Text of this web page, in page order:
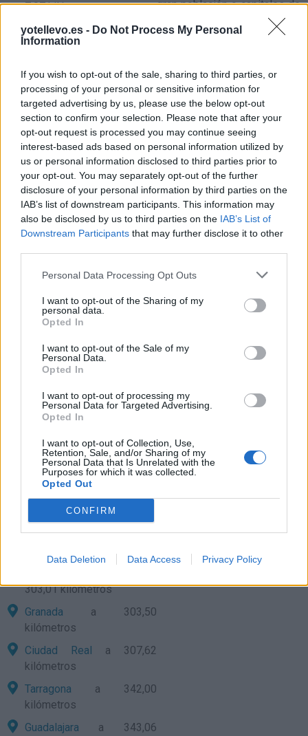
yotellevo.es - Do Not Process My Personal
Information
If you wish to opt-out of the sale, sharing to third parties, or
processing of your personal or sensitive information for
targeted advertising by us, please use the below opt-out
section to confirm your selection. Please note that after your
opt-out request is processed you may continue seeing
interest-based ads based on personal information utilized by
us or personal information disclosed to third parties prior to
your opt-out. You may separately opt-out of the further
disclosure of your personal information by third parties on the
IAB’s list of downstream participants. This information may
also be disclosed by us to third parties on the IAB’s List of
Downstream Participants that may further disclose it to other
Personal Data Processing Opt Outs
I want to opt-out of the Sharing of my
personal data.
Opted In
I want to opt-out of the Sale of my
Personal Data.
Opted In
I want to opt-out of processing my
Personal Data for Targeted Advertising.
Opted In
I want to opt-out of Collection, Use,
Retention, Sale, and/or Sharing of my
Personal Data that Is Unrelated with the
Purposes for which it was collected.
Opted Out
CONFIRM
Data Deletion Data Access Privacy Policy
7,07 kilómetros
Sant Joan d'Alacanta 7,55
kilómetros
Mutxamel
a 8,48
kilómetros
Campello, ela 11,86
kilómetros
Campelloa 12,11
kilómetros
Busota 16,11 kilómetros
Agosta 17,45 kilómetros
Santa Polaa 18,10
gran población o capitales de
Murciaa 69,51 kilómetros
kilómetros
Albacetea 140,09
kilómetros
Castellóna 186,51
Teruela 228,81 kilómetros
Cuencaa 239,15
kilómetros
a 242,11
a 296,75 kilómetros
303,01 kilómetros
Granada a 303,50
kilómetros
Ciudad Real a 307,62
kilómetros
Tarragona a 342,00
kilómetros
Guadalajara a 343,06
Comparte
llegar a Alacant
Precios de la
gasolina en Alacant